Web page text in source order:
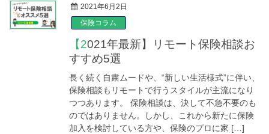
2021年6月2日
保険コラム
【2021年最新】リモート保険相談お
すすめ5選
長く続く自粛ムードや、“新しい生活様式”に伴い、
保険相談もリモートで行うスタイルが主流になり
つつあります。 保険相談は、決して不急不要のも
のではありません。しかし、これから新たに保険
加入を検討している方や、保険のプロに家 […]